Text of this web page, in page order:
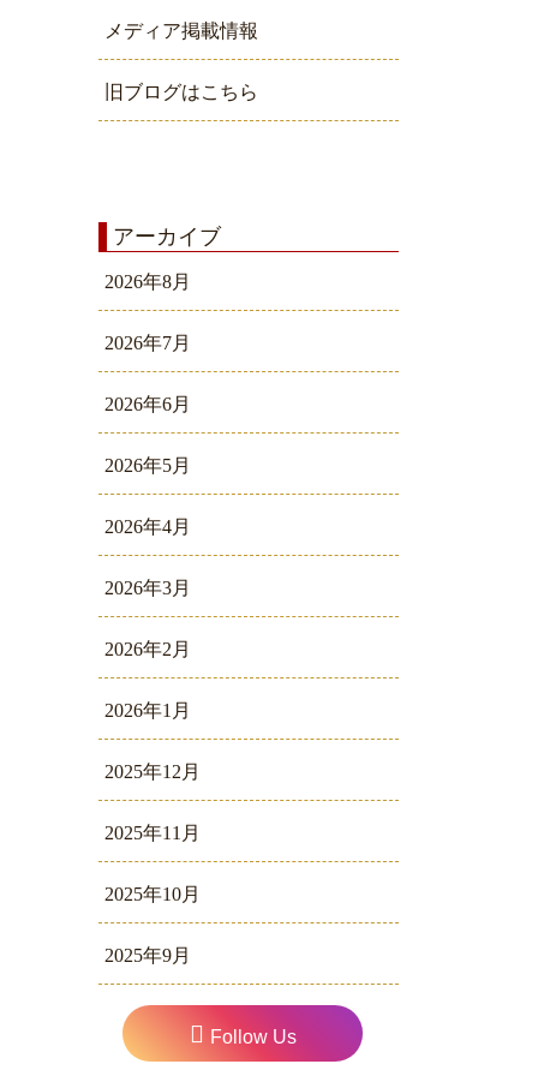
メディア掲載情報
旧ブログはこちら
アーカイブ
2026年8月
2026年7月
2026年6月
2026年5月
2026年4月
2026年3月
2026年2月
2026年1月
2025年12月
2025年11月
2025年10月
2025年9月
Follow Us